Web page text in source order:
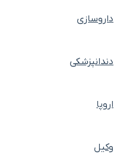
داروسازی
دندانپزشکی
اروپا
وکیل